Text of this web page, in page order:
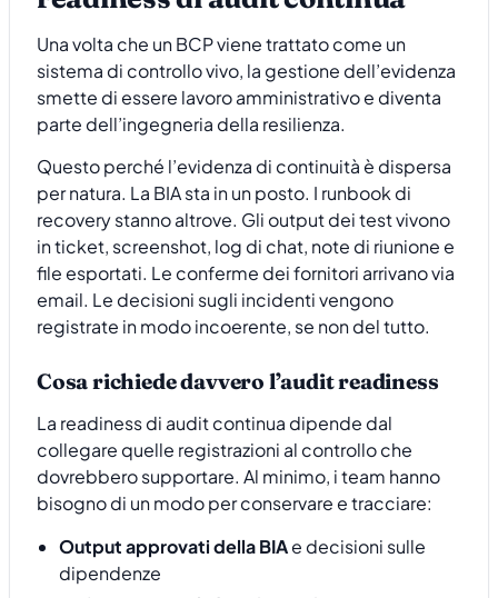
Una volta che un BCP viene trattato come un
sistema di controllo vivo, la gestione dell’evidenza
smette di essere lavoro amministrativo e diventa
parte dell’ingegneria della resilienza.
Questo perché l’evidenza di continuità è dispersa
per natura. La BIA sta in un posto. I runbook di
recovery stanno altrove. Gli output dei test vivono
in ticket, screenshot, log di chat, note di riunione e
file esportati. Le conferme dei fornitori arrivano via
email. Le decisioni sugli incidenti vengono
registrate in modo incoerente, se non del tutto.
Cosa richiede davvero l’audit readiness
La readiness di audit continua dipende dal
collegare quelle registrazioni al controllo che
dovrebbero supportare. Al minimo, i team hanno
bisogno di un modo per conservare e tracciare:
Output approvati della BIAe decisioni sulle
dipendenze